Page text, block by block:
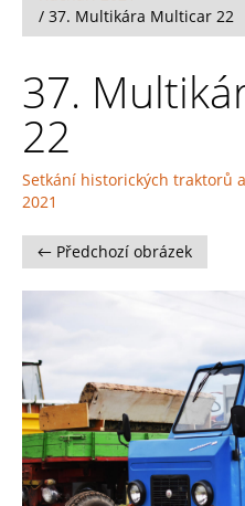
/ 37. Multikára Multicar 22
37.
22
Setkání historických traktorů
2021
← Předchozí obrázek